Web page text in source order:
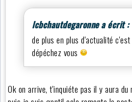
lcbchautdegaronne a écrit :
de plus en plus d'actualité
dépéchez vous
Ok on arrive, t'inquiéte pas il y aura du